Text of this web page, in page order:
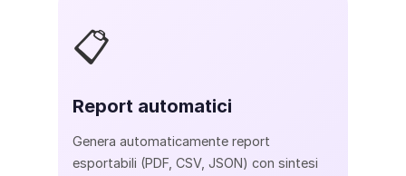
📋
Report automatici
Genera automaticamente report
esportabili (PDF, CSV, JSON) con sintesi